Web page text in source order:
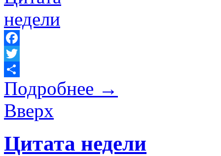
Facebook
Twitter
Отправить
Подробнее →
Вверх
Цитата недели